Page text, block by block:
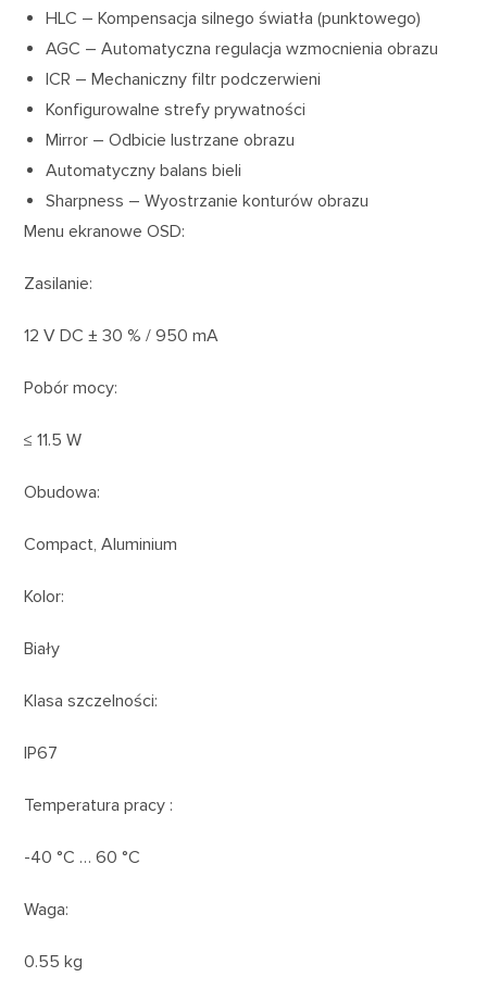
HLC – Kompensacja silnego światła (punktowego)
AGC – Automatyczna regulacja wzmocnienia obrazu
ICR – Mechaniczny filtr podczerwieni
Konfigurowalne strefy prywatności
Mirror – Odbicie lustrzane obrazu
Automatyczny balans bieli
Sharpness – Wyostrzanie konturów obrazu
Menu ekranowe OSD:
Zasilanie:
12 V DC ± 30 % / 950 mA
Pobór mocy:
≤ 11.5 W
Obudowa:
Compact, Aluminium
Kolor:
Biały
Klasa szczelności:
IP67
Temperatura pracy :
-40 °C … 60 °C
Waga:
0.55 kg